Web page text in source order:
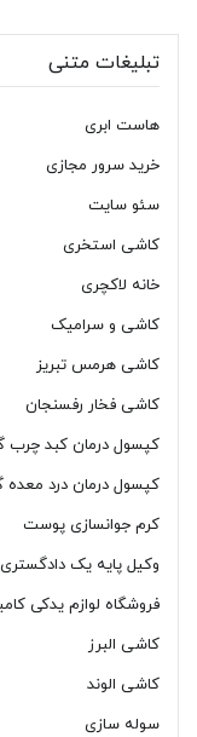
تبلیغات متنی
هاست ابری
خرید سرور مجازی
سئو سایت
کاشی استخری
خانه لاکچری
کاشی و سرامیک
کاشی هرمس تبریز
کاشی فخار رفسنجان
کپسول درمان کبد چرب
کپسول درمان درد معده
کرم جوانسازی پوست
وکیل پایه یک دادگستری
فروشگاه لوازم یدکی
کاشی البرز
کاشی الوند
سوله سازی